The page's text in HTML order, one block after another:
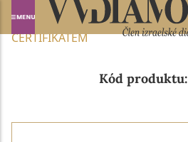
Domů NABÍDKA DIAMANTŮ
CERTIFIKÁTEM
Kód produktu: